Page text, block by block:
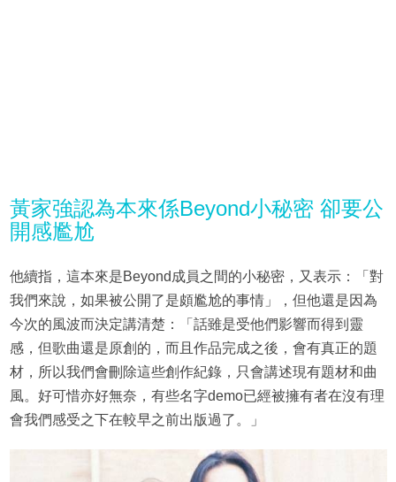
黃家強認為本來係Beyond小秘密 卻要公
開感尷尬
他續指，這本來是Beyond成員之間的小秘密，又表示：「對
我們來說，如果被公開了是頗尷尬的事情」，但他還是因為
今次的風波而決定講清楚：「話雖是受他們影響而得到靈
感，但歌曲還是原創的，而且作品完成之後，會有真正的題
材，所以我們會刪除這些創作紀錄，只會講述現有題材和曲
風。好可惜亦好無奈，有些名字demo已經被擁有者在沒有理
會我們感受之下在較早之前出版過了。」